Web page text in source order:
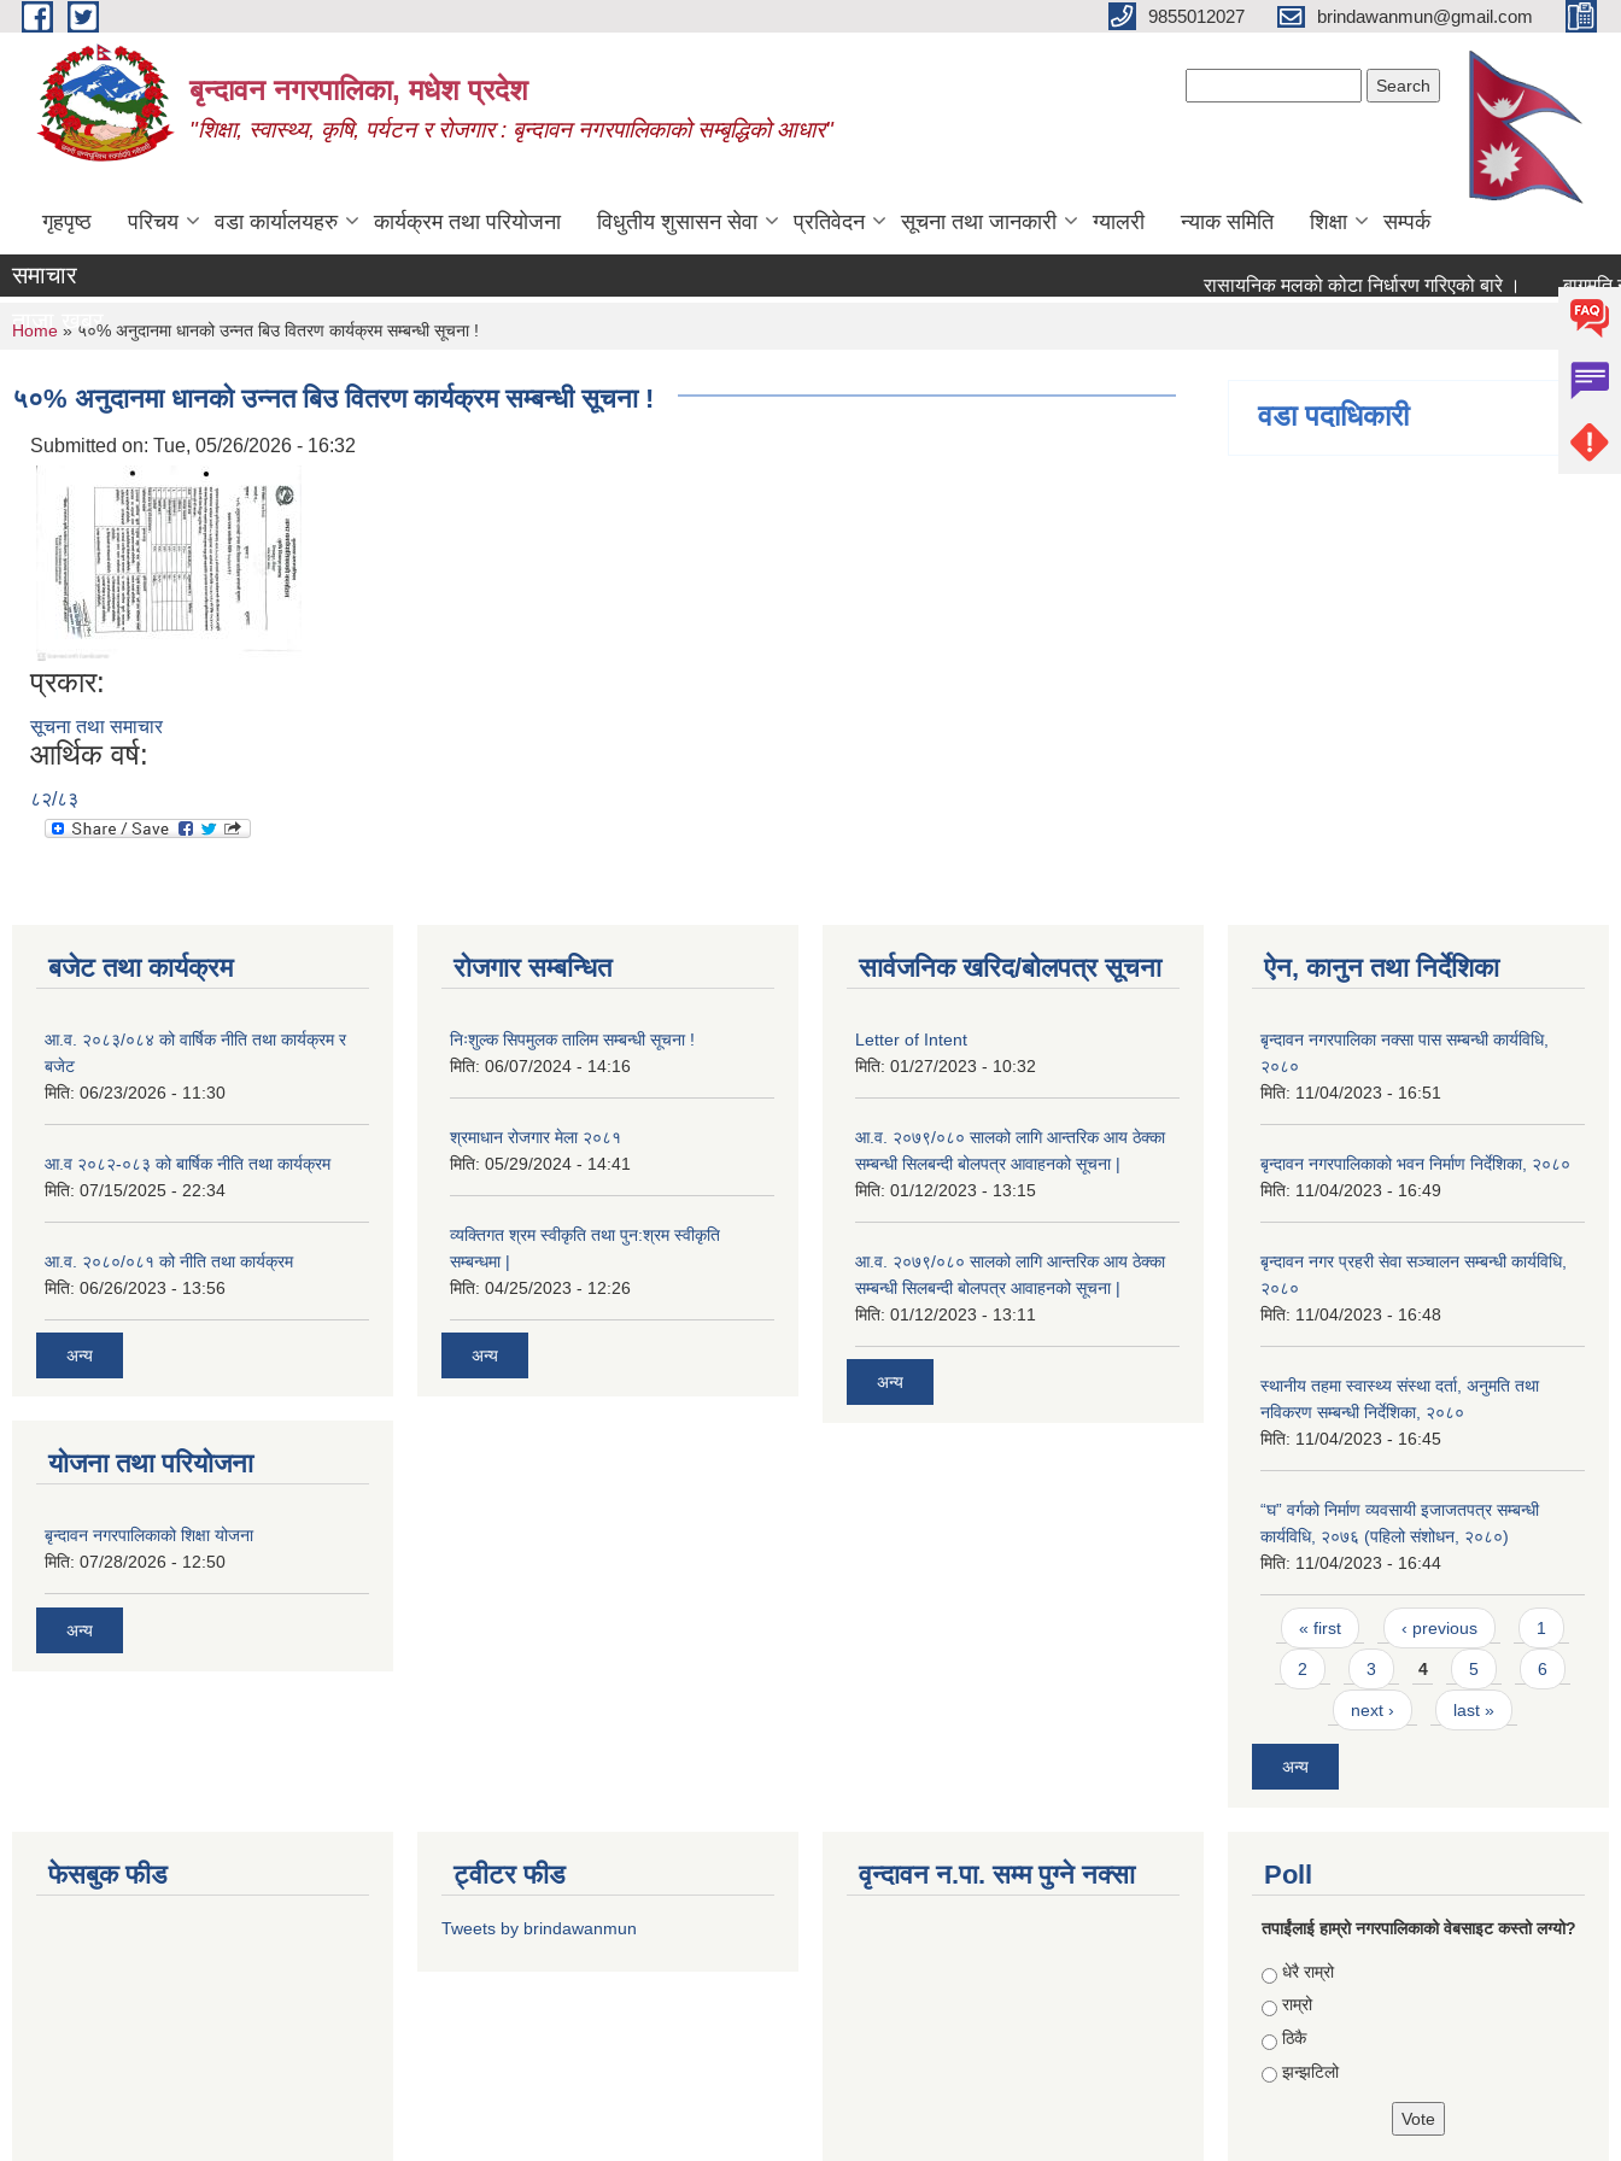
Skip to main content 9855012027 brindawanmun@gmail.com
बृन्दावन नगरपालिका, मधेश प्रदेश
"शिक्षा, स्वास्थ्य, कृषि, पर्यटन र रोजगार : बृन्दावन नगरपालिकाको सम्बृद्धिको आधार"
गृहपृष्ठ परिचय वडा कार्यालयहरु कार्यक्रम तथा परियोजना विधुतीय शुसासन सेवा प्रतिवेदन सूचना तथा जानकारी ग्यालरी न्याक समिति शिक्षा सम्पर्क
समाचार रासायनिक मलको कोटा निर्धारण गरिएको बारे । बागमति
ताजा खबर
You are here
Home » ५०% अनुदानमा धानको उन्नत बिउ वितरण कार्यक्रम सम्बन्धी सूचना !
५०% अनुदानमा धानको उन्नत बिउ वितरण कार्यक्रम सम्बन्धी सूचना !
Submitted on: Tue, 05/26/2026 - 16:32
प्रकार:
सूचना तथा समाचार
आर्थिक वर्ष:
८२/८३
वडा पदाधिकारी
बजेट तथा कार्यक्रम
आ.व. २०८३/०८४ को वार्षिक नीति तथा कार्यक्रम र
बजेट
मिति: 06/23/2026 - 11:30
आ.व २०८२-०८३ को बार्षिक नीति तथा कार्यक्रम
मिति: 07/15/2025 - 22:34
आ.व. २०८०/०८१ को नीति तथा कार्यक्रम
मिति: 06/26/2023 - 13:56
अन्य
योजना तथा परियोजना
बृन्दावन नगरपालिकाको शिक्षा योजना
मिति: 07/28/2026 - 12:50
अन्य
रोजगार सम्बन्धित
निःशुल्क सिपमुलक तालिम सम्बन्धी सूचना !
मिति: 06/07/2024 - 14:16
श्रमाधान रोजगार मेला २०८१
मिति: 05/29/2024 - 14:41
व्यक्तिगत श्रम स्वीकृति तथा पुन:श्रम स्वीकृति
सम्बन्धमा |
मिति: 04/25/2023 - 12:26
अन्य
सार्वजनिक खरिद/बोलपत्र सूचना
Letter of Intent
मिति: 01/27/2023 - 10:32
आ.व. २०७९/०८० सालको लागि आन्तरिक आय ठेक्का
सम्बन्धी सिलबन्दी बोलपत्र आवाहनको सूचना |
मिति: 01/12/2023 - 13:15
आ.व. २०७९/०८० सालको लागि आन्तरिक आय ठेक्का
सम्बन्धी सिलबन्दी बोलपत्र आवाहनको सूचना |
मिति: 01/12/2023 - 13:11
अन्य
ऐन, कानुन तथा निर्देशिका
बृन्दावन नगरपालिका नक्सा पास सम्बन्धी कार्यविधि,
२०८०
मिति: 11/04/2023 - 16:51
बृन्दावन नगरपालिकाको भवन निर्माण निर्देशिका, २०८०
मिति: 11/04/2023 - 16:49
बृन्दावन नगर प्रहरी सेवा सञ्चालन सम्बन्धी कार्यविधि,
२०८०
मिति: 11/04/2023 - 16:48
स्थानीय तहमा स्वास्थ्य संस्था दर्ता, अनुमति तथा
नविकरण सम्बन्धी निर्देशिका, २०८०
मिति: 11/04/2023 - 16:45
“घ” वर्गको निर्माण व्यवसायी इजाजतपत्र सम्बन्धी
कार्यविधि, २०७६ (पहिलो संशोधन, २०८०)
मिति: 11/04/2023 - 16:44
Pages
« first ‹ previous 1
2 3 4 5 6
next › last »
अन्य
फेसबुक फीड ट्वीटर फीड
Tweets by brindawanmun
वृन्दावन न.पा. सम्म पुग्ने नक्सा Poll
तपाईंलाई हाम्रो नगरपालिकाको वेबसाइट कस्तो लग्यो?
Choices
धेरै राम्रो
राम्रो
ठिकै
झन्झटिलो